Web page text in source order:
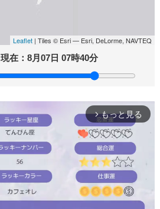
Leaflet | Tiles © Esri — Esri, DeLorme, NAVTEQ
現在：8月07日 07時40分
arrow_forward_ios もっと見る